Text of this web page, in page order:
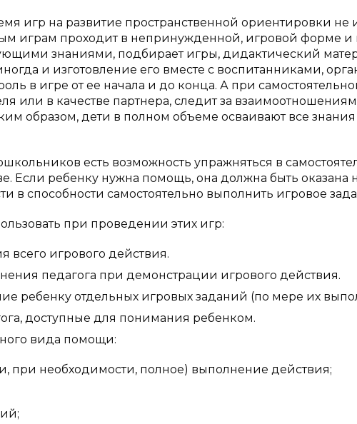
игр на развитие пространственной ориентировки не
играм проходит в непринужденной, игровой форме и
знаниями, подбирает игры, дидактический
и изготовление его вместе с воспитанниками,
в игре от ее начала и до конца. А при
или в качестве партнера, следит за
образом, дети в полном объеме осваивают все
есть возможность упражняться в
Если ребенку нужна помощь, она должна быть оказана
в способности самостоятельно выполнить игровое
при проведении этих игр:
всего игрового действия.
педагога при демонстрации игрового действия.
ребенку отдельных игровых заданий (по мере их
доступные для понимания ребенком.
вида помощи:
при необходимости, полное) выполнение действия;